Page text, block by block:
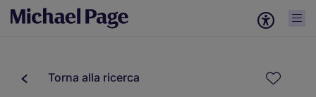
Torna alla ricerca